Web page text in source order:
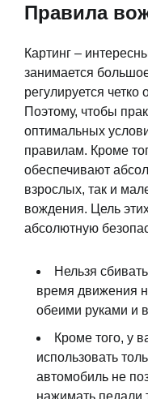
Правила
Картинг –
занимается
регулируется
Поэтому, чтобы
оптимальных
правилам. Кроме
обеспечивают
взрослых, так и
вождения. Цель
абсолютную
Нельзя
время движения
обеими руками и
Кроме того, у
использовать
автомобиль не
нажимать педали